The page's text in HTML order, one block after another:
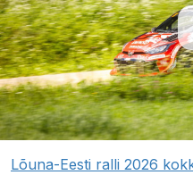
Lõuna-Eesti ralli 2026